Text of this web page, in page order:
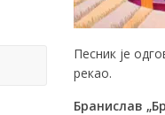
Песник је
рекао.
Бранислав